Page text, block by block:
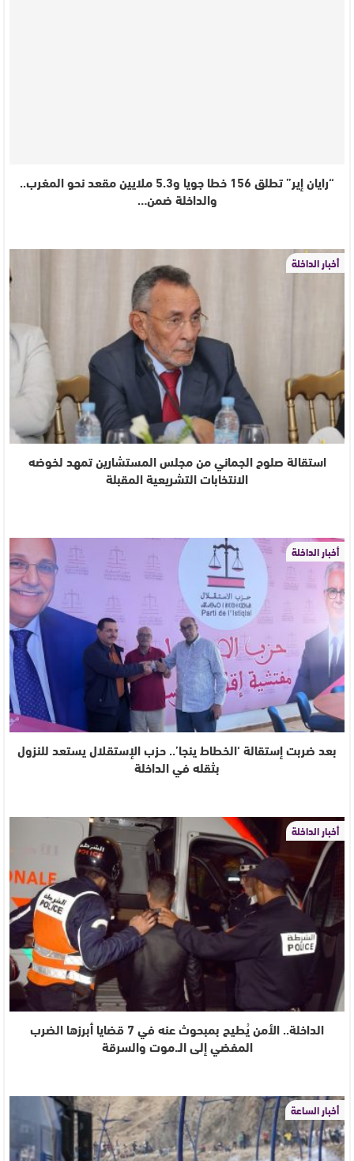
“رايان إير” تطلق 156 خطا جويا و5.3 ملايين مقعد نحو المغرب..
والداخلة ضمن…
أخبار الداخلة
استقالة صلوح الجماني من مجلس المستشارين تمهد لخوضه
الانتخابات التشريعية المقبلة
أخبار الداخلة
بعد ضربت إستقالة ‘الخطاط ينجا’.. حزب الإستقلال يستعد للنزول
بثقله في الداخلة
أخبار الداخلة
الداخلة.. الأمن يُطيح بمبحوث عنه في 7 قضايا أبرزها الضرب
المفضي إلى الـ.موت والسرقة
أخبار الساعة